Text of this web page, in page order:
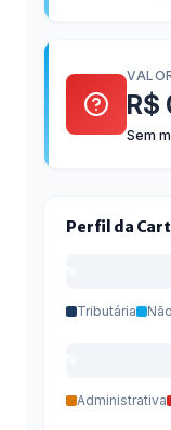
R$
Sem
Perfil da
Tributária
Administrativa